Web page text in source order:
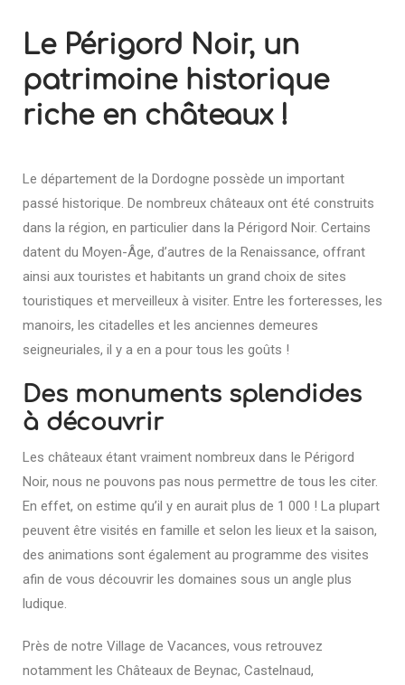
Le Périgord Noir, un
patrimoine historique
riche en châteaux !
Le département de la Dordogne possède un important
passé historique. De nombreux châteaux ont été construits
dans la région, en particulier dans la Périgord Noir. Certains
datent du Moyen-Âge, d’autres de la Renaissance, offrant
ainsi aux touristes et habitants un grand choix de sites
touristiques et merveilleux à visiter. Entre les forteresses, les
manoirs, les citadelles et les anciennes demeures
seigneuriales, il y a en a pour tous les goûts !
Des monuments splendides
à découvrir
Les châteaux étant vraiment nombreux dans le Périgord
Noir, nous ne pouvons pas nous permettre de tous les citer.
En effet, on estime qu’il y en aurait plus de 1 000 ! La plupart
peuvent être visités en famille et selon les lieux et la saison,
des animations sont également au programme des visites
afin de vous découvrir les domaines sous un angle plus
ludique.
Près de notre Village de Vacances, vous retrouvez
notamment les Châteaux de Beynac, Castelnaud,